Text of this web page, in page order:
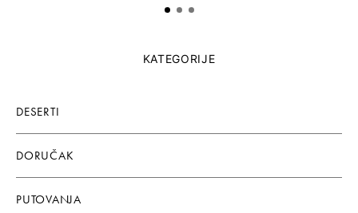
KATEGORIJE
DESERTI
DORUČAK
PUTOVANJA